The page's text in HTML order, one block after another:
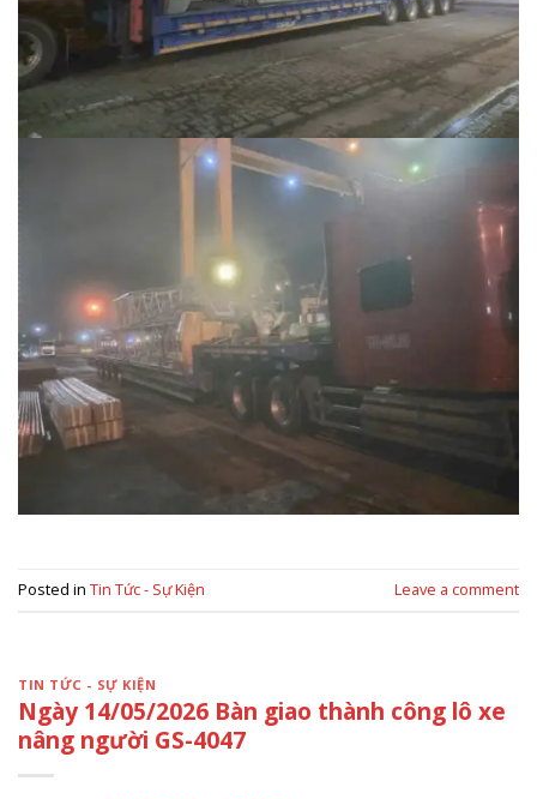
Posted in Tin Tức - Sự Kiện Leave a comment
TIN TỨC - SỰ KIỆN
Ngày 14/05/2026 Bàn giao thành công lô xe
nâng người GS-4047